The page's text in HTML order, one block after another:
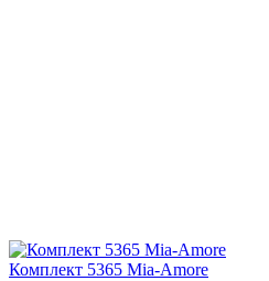
Комплект 5365 Mia-Amore